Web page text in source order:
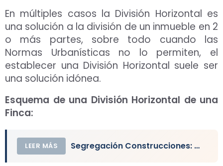
En múltiples casos la División Horizontal es
una solución a la división de un inmueble en 2
o más partes, sobre todo cuando las
Normas Urbanísticas no lo permiten, el
establecer una División Horizontal suele ser
una solución idónea.
Esquema de una División Horizontal de una
Finca:
LEER MÁS Segregación Construcciones: Vivienda, Local, Nave, Edificio